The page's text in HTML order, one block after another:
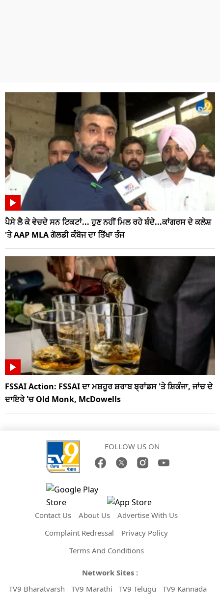
ਪੈਸੇ ਲੈ ਕੇ ਵੇਚਦੇ ਸਨ ਟਿਕਟਾਂ... ਹੁਣ ਨਹੀਂ ਮਿਲ ਰਹੇ ਬੰਦੇ...ਕਾਂਗਰਸ ਦੇ ਕਲੇਸ਼
'ਤੇ AAP MLA ਗੋਲਡੀ ਕੰਬੋਜ ਦਾ ਤਿੱਖਾ ਤੰਜ
FSSAI Action: FSSAI ਦਾ ਮਸ਼ਹੂਰ ਸ਼ਰਾਬ ਬ੍ਰਾਂਡਸ 'ਤੇ ਸ਼ਿਕੰਜਾ, ਜਾਂਚ ਦੇ
ਦਾਇਰੇ 'ਚ Old Monk, McDowells
FOLLOW US ON
Contact Us About Us
Advertise With Us
Complaint Redressal
Privacy Policy
Terms And Conditions
Network Sites :
TV9 Bharatvarsh
TV9 Marathi TV9 Telugu TV9 Kannada